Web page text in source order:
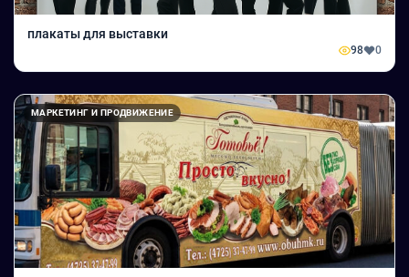
плакаты для выставки
98 0
МАРКЕТИНГ И ПРОДВИЖЕНИЕ